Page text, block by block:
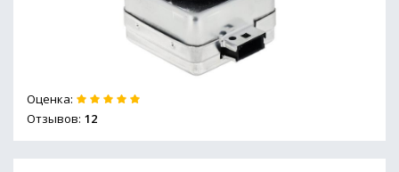
Оценка:
Отзывов: 12